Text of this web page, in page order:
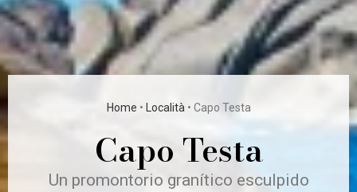
Home • Località • Capo Testa
Capo Testa
Un promontorio granítico esculpido